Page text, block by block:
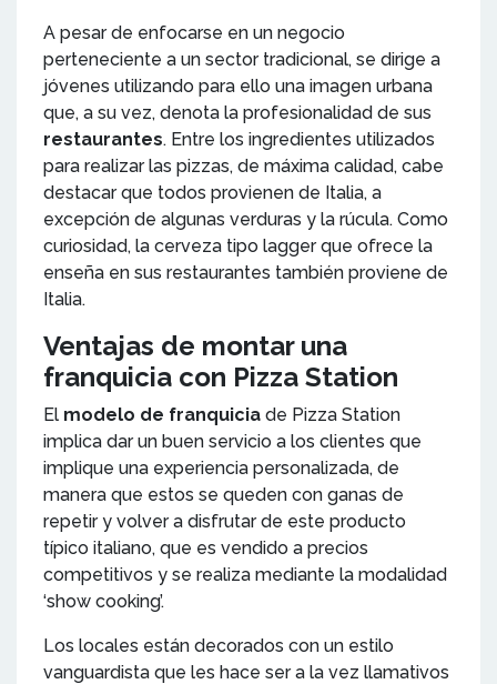
A pesar de enfocarse en un negocio
perteneciente a un sector tradicional, se dirige a
jóvenes utilizando para ello una imagen urbana
que, a su vez, denota la profesionalidad de sus
restaurantes. Entre los ingredientes utilizados
para realizar las pizzas, de máxima calidad, cabe
destacar que todos provienen de Italia, a
excepción de algunas verduras y la rúcula. Como
curiosidad, la cerveza tipo lagger que ofrece la
enseña en sus restaurantes también proviene de
Italia.
Ventajas de montar una
franquicia con Pizza Station
El modelo de franquicia de Pizza Station
implica dar un buen servicio a los clientes que
implique una experiencia personalizada, de
manera que estos se queden con ganas de
repetir y volver a disfrutar de este producto
típico italiano, que es vendido a precios
competitivos y se realiza mediante la modalidad
‘show cooking’.
Los locales están decorados con un estilo
vanguardista que les hace ser a la vez llamativos